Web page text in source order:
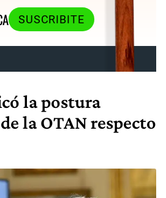
SUSCRIBITE
la postura
la OTAN respecto